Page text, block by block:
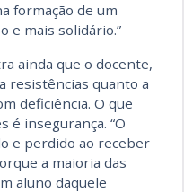
formação de um
e mais solidário.”
ainda que o docente,
resistências quanto a
deficiência. O que
é insegurança. “O
e perdido ao receber
a maioria das
aluno daquele